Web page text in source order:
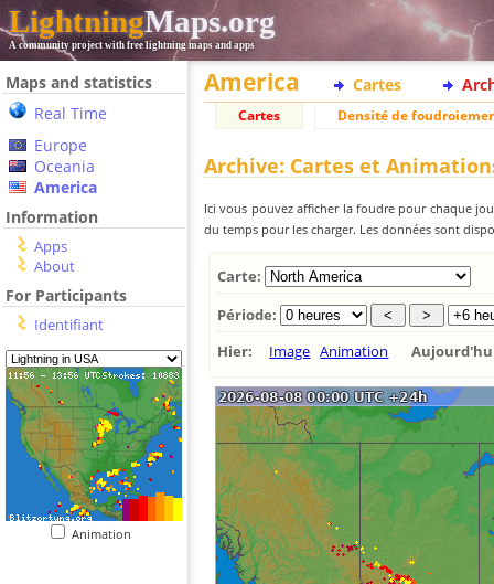
LightningMaps.org
A community project with free lightning maps and apps
Maps and statistics
Real Time
Europe
Oceania
America
Information
Apps
About
For Participants
Identifiant
Animation
America Cartes
Cartes Densité de
Archive: Cartes et
Ici vous pouvez afficher la foudre pour chaque
du temps pour les charger. Les données sont
Carte:
Période:
Hier:
Image Animation